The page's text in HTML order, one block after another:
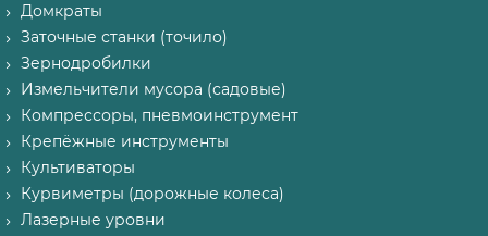
Домкраты
Заточные станки (точило)
Зернодробилки
Измельчители мусора (садовые)
Компрессоры, пневмоинструмент
Крепёжные инструменты
Культиваторы
Курвиметры (дорожные колеса)
Лазерные уровни